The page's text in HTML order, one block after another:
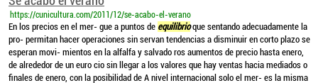
https://cunicultura.com/2011/12/se-acabo-el-verano
En los precios en el mer- gue a puntos de equilibrioque sentando adecuadamente la
pro- permitan hacer operaciones sin servan tendencias a disminuir en corto plazo se
esperan movi- mientos en la alfalfa y salvado ros aumentos de precio hasta enero,
de alrededor de un euro cio sin llegar a los valores que hay ventas hacia mediados o
finales de enero, con la posibilidad de A nivel internacional solo el mer- es la misma